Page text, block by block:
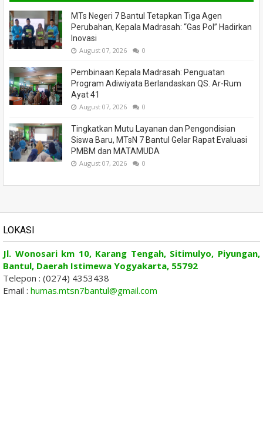
MTs Negeri 7 Bantul Tetapkan Tiga Agen
Perubahan, Kepala Madrasah: “Gas Pol” Hadirkan
Inovasi
August 07, 2026 0
Pembinaan Kepala Madrasah: Penguatan
Program Adiwiyata Berlandaskan QS. Ar-Rum
Ayat 41
August 07, 2026 0
Tingkatkan Mutu Layanan dan Pengondisian
Siswa Baru, MTsN 7 Bantul Gelar Rapat Evaluasi
PMBM dan MATAMUDA
August 07, 2026 0
LOKASI
Jl. Wonosari km 10, Karang Tengah, Sitimulyo, Piyungan,
Bantul, Daerah Istimewa Yogyakarta, 55792
Telepon : (0274) 4353438
Email : humas.mtsn7bantul@gmail.com